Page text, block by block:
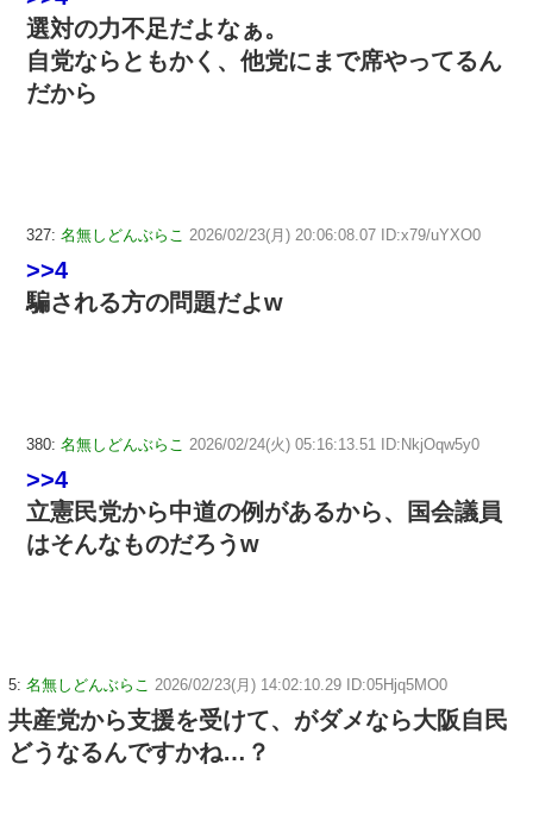
選対の力不足だよなぁ。
自党ならともかく、他党にまで席やってるん
だから
327: 名無しどんぶらこ 2026/02/23(月) 20:06:08.07 ID:x79/uYXO0
>>4
騙される方の問題だよw
380: 名無しどんぶらこ 2026/02/24(火) 05:16:13.51 ID:NkjOqw5y0
>>4
立憲民党から中道の例があるから、国会議員
はそんなものだろうw
5: 名無しどんぶらこ 2026/02/23(月) 14:02:10.29 ID:05Hjq5MO0
共産党から支援を受けて、がダメなら大阪自民
どうなるんですかね…？